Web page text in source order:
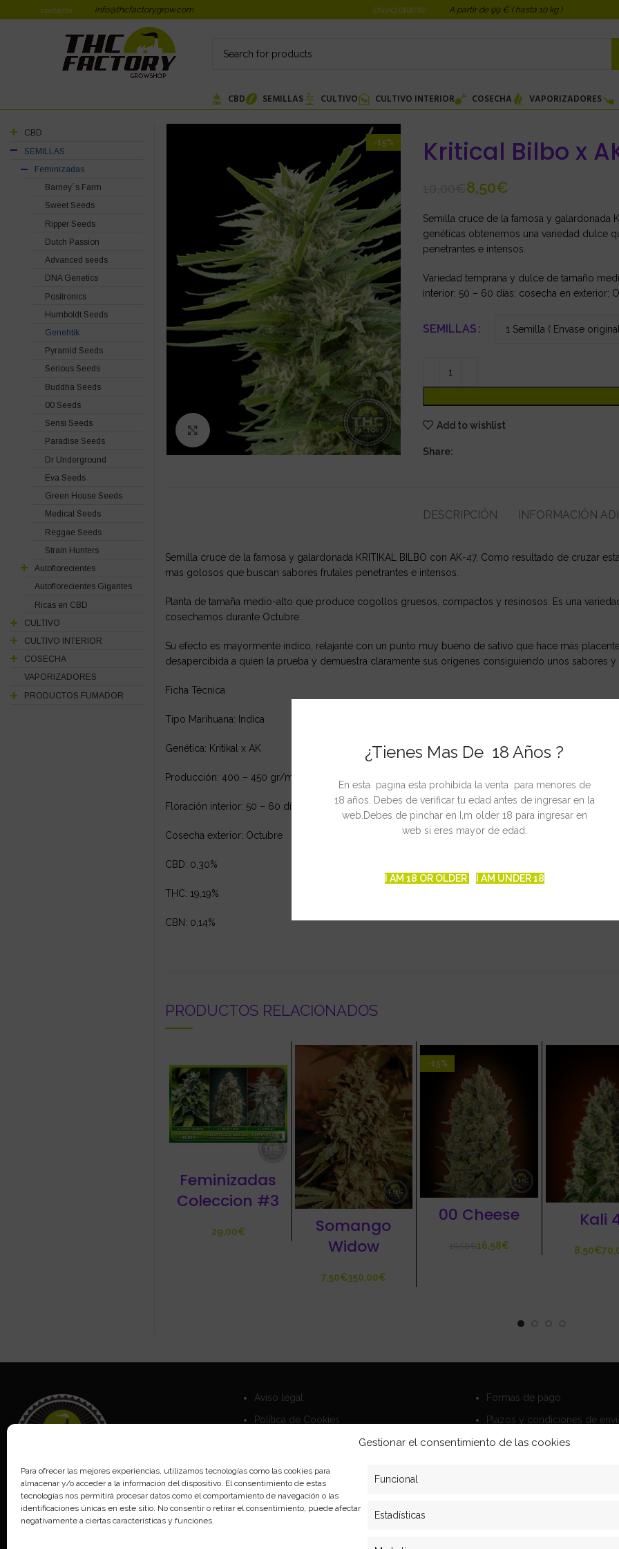
¿Tienes Mas De 18 Años ?
En esta pagina esta prohibida la venta para menores de
18 años. Debes de verificar tu edad antes de ingresar en la
web.Debes de pinchar en I,m older 18 para ingresar en
web si eres mayor de edad.
I AM 18 OR OLDER I AM UNDER 18
Gestionar el consentimiento de las cookies
Para ofrecer las mejores experiencias, utilizamos tecnologías como las cookies para
almacenar y/o acceder a la información del dispositivo. El consentimiento de estas
tecnologías nos permitirá procesar datos como el comportamiento de navegación o las
identificaciones únicas en este sitio. No consentir o retirar el consentimiento, puede afectar
negativamente a ciertas características y funciones.
Funcional
Estadísticas
contacto info@thcfactorygrow.com ENVIO GRATIS! A partir de 99 € ( hasta 10 kg )
CBD SEMILLAS CULTIVO CULTIVO INTERIOR COSECHA VAPORIZADORES
-15%
Click to enlarge
Kritical Bilbo x
8,50€
Semilla cruce de la famosa y galardonada
genéticas obtenemos una variedad dulce
penetrantes e intensos.
Variedad temprana y dulce de tamaño
interior: 50 – 60 días; cosecha en exterior:
SEMILLAS
Add to wishlist
Share:
DESCRIPCIÓN INFORMACIÓN
Semilla cruce de la famosa y galardonada KRITIKAL BILBO con AK-47. Como resultado de cruzar
mas golosos que buscan sabores frutales penetrantes e intensos.
Planta de tamaña medio-alto que produce cogollos gruesos, compactos y resinosos. Es una
cosechamos durante Octubre.
Su efecto es mayormente índico, relajante con un punto muy bueno de sativo que hace más
desapercibida a quien la prueba y demuestra claramente sus orígenes consiguiendo unos sabores y
Ficha Técnica
Tipo Marihuana: Indica
Genética: Kritikal x AK
Producción: 400 – 450 gr/m2
Floración interior: 50 – 60 días
Cosecha exterior: Octubre
CBD: 0,30%
THC: 19,19%
CBN: 0,14%
PRODUCTOS RELACIONADOS
Feminizadas
Coleccion #3
€
Somango
Widow
€ €
-15%
00 Cheese
€16,58€
Kali
€
CBD
SEMILLAS
Feminizadas
Barney´s Farm
Sweet Seeds
Ripper Seeds
Dutch Passion
Advanced seeds
DNA Genetics
Positronics
Humboldt Seeds
Genehtik
Pyramid Seeds
Serious Seeds
Buddha Seeds
00 Seeds
Sensi Seeds
Paradise Seeds
Dr Underground
Eva Seeds
Green House Seeds
Medical Seeds
Reggae Seeds
Strain Hunters
Autoflorecientes
Autoflorecientes Gigantes
Ricas en CBD
CULTIVO
CULTIVO INTERIOR
COSECHA
VAPORIZADORES
PRODUCTOS FUMADOR
Aviso legal
Política de Cookies
Formas de pago
Plazos y condiciones de
Politica de devoluciones